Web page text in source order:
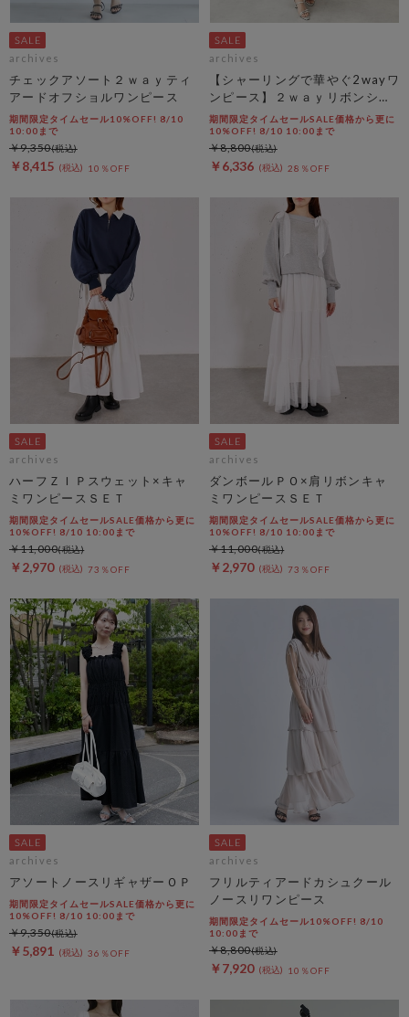
archives
チェックアソート２ｗａｙティ
アードオフショルワンピース
期間限定タイムセール10%OFF! 8/10
10:00まで
￥8,415 10％OFF
￥9,350
archives
【シャーリングで華やぐ2wayワ
ンピース】２ｗａｙリボンシャ
ーリングノースリワンピース
期間限定タイムセールSALE価格から更に
10%OFF! 8/10 10:00まで
￥6,336 28％OFF
￥8,800
archives
ハーフＺＩＰスウェット×キャ
ミワンピースＳＥＴ
期間限定タイムセールSALE価格から更に
10%OFF! 8/10 10:00まで
￥2,970 73％OFF
￥11,000
archives
ダンボールＰＯ×肩リボンキャ
ミワンピースＳＥＴ
期間限定タイムセールSALE価格から更に
10%OFF! 8/10 10:00まで
￥2,970 73％OFF
￥11,000
archives
アソートノースリギャザーＯＰ
期間限定タイムセールSALE価格から更に
10%OFF! 8/10 10:00まで
￥5,891 36％OFF
￥9,350
archives
フリルティアードカシュクール
ノースリワンピース
期間限定タイムセール10%OFF! 8/10
10:00まで
￥7,920 10％OFF
￥8,800